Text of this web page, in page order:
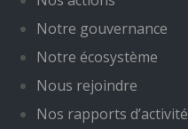
Notre gouvernance
Notre écosystème
Nous rejoindre
Nos rapports d’activité